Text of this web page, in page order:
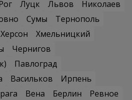
Луцк Львов
Николаев
Сумы
Тернополь
Херсон
Хмельницкий
Чернигов
Павлоград
Васильков
Ирпень
Вена Берлин
Ревное